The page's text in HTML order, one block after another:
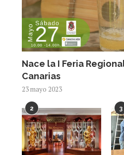
Nace la I Feria
Canarias
23 mayo 2023
2 3